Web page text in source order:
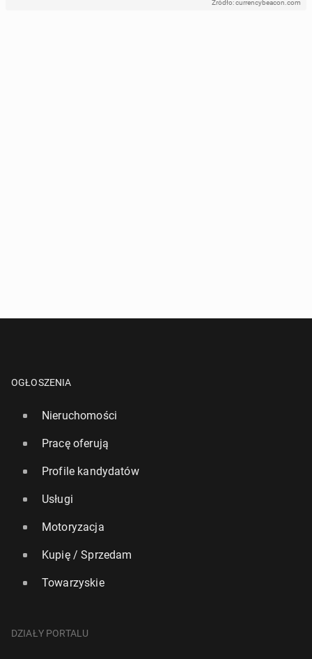
Źródło: currencybeacon.com
OGŁOSZENIA
Nieruchomości
Pracę oferują
Profile kandydatów
Usługi
Motoryzacja
Kupię / Sprzedam
Towarzyskie
DZIAŁY PORTALU